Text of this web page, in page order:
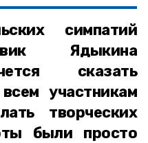
симпатий
Ядыкина
сказать
участникам
творческих
были просто